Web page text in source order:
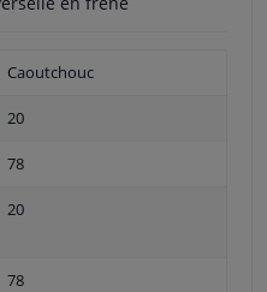
Caoutchouc
20
78
20
78